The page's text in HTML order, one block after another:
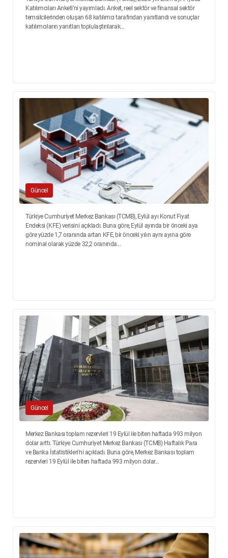
Katılımcıları Anketi’ni yayımladı. Anket, reel sektör ve finansal sektör
temsilcilerinden oluşan 68 katılımcı tarafından yanıtlandı ve sonuçlar
katılımcıların yanıtları toplulaştırılarak...
Güncel
Türkiye Cumhuriyet Merkez Bankası (TCMB), Eylül ayı Konut Fiyat
Endeksi (KFE) verisini açıkladı. Buna göre, Eylül ayında bir önceki aya
göre yüzde 1,7 oranında artan KFE, bir önceki yılın aynı ayına göre
nominal olarak yüzde 32,2 oranında...
Güncel
Merkez Bankası toplam rezervleri 19 Eylül ile biten haftada 993 milyon
dolar arttı. Türkiye Cumhuriyet Merkez Bankası (TCMB) Haftalık Para
ve Banka İstatistikleri’ni açıkladı. Buna göre, Merkez Bankası toplam
rezervleri 19 Eylül ile biten haftada 993 milyon dolar...